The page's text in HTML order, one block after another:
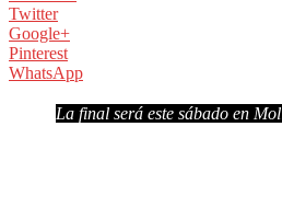
Twitter
Google+
Pinterest
WhatsApp
La final será este sábado en